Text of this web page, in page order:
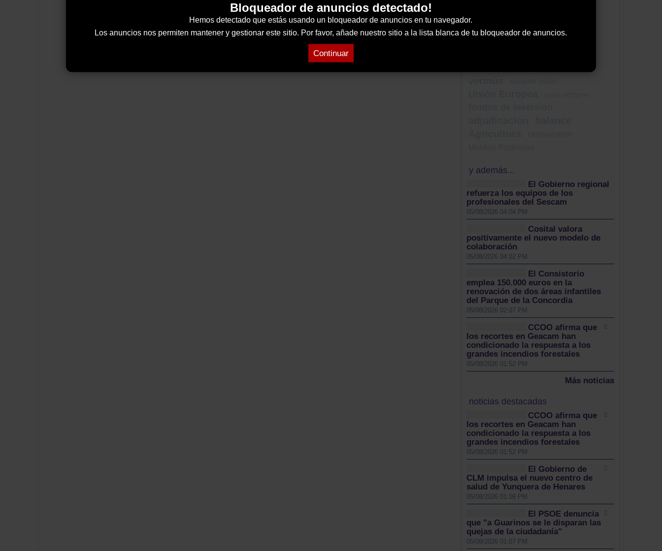
Bloqueador de anuncios detectado!
Hemos detectado que estás usando un bloqueador de anuncios en tu navegador.
Los anuncios nos permiten mantener y gestionar este sitio. Por favor, añade nuestro sitio a la lista blanca de tu bloqueador de anuncios.
Continuar
y además...
El Gobierno regional
refuerza los equipos de los
profesionales del Sescam
05/08/2026 04:04 PM
Cosital valora
positivamente el nuevo modelo de
colaboración
05/08/2026 04:02 PM
El Consistorio
emplea 150.000 euros en la
renovación de dos áreas infantiles
del Parque de la Concordia
05/08/2026 02:07 PM
CCOO afirma que
los recortes en Geacam han
condicionado la respuesta a los
grandes incendios forestales
05/08/2026 01:52 PM
Más noticias
noticias destacadas
CCOO afirma que
los recortes en Geacam han
condicionado la respuesta a los
grandes incendios forestales
05/08/2026 01:52 PM
El Gobierno de
CLM impulsa el nuevo centro de
salud de Yunquera de Henares
05/08/2026 01:09 PM
El PSOE denuncia
que "a Guarinos se le disparan las
quejas de la ciudadanía"
05/08/2026 01:07 PM